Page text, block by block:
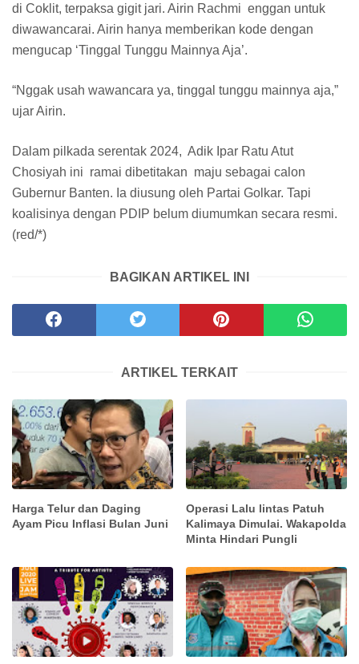
di Coklit, terpaksa gigit jari. Airin Rachmi enggan untuk
diwawancarai. Airin hanya memberikan kode dengan
mengucap ‘Tinggal Tunggu Mainnya Aja’.
“Nggak usah wawancara ya, tinggal tunggu mainnya aja,”
ujar Airin.
Dalam pilkada serentak 2024, Adik Ipar Ratu Atut
Chosiyah ini ramai dibetitakan maju sebagai calon
Gubernur Banten. Ia diusung oleh Partai Golkar. Tapi
koalisinya dengan PDIP belum diumumkan secara resmi.
(red/*)
BAGIKAN ARTIKEL INI
ARTIKEL TERKAIT
Harga Telur dan Daging
Ayam Picu Inflasi Bulan Juni
Operasi Lalu lintas Patuh
Kalimaya Dimulai. Wakapolda
Minta Hindari Pungli